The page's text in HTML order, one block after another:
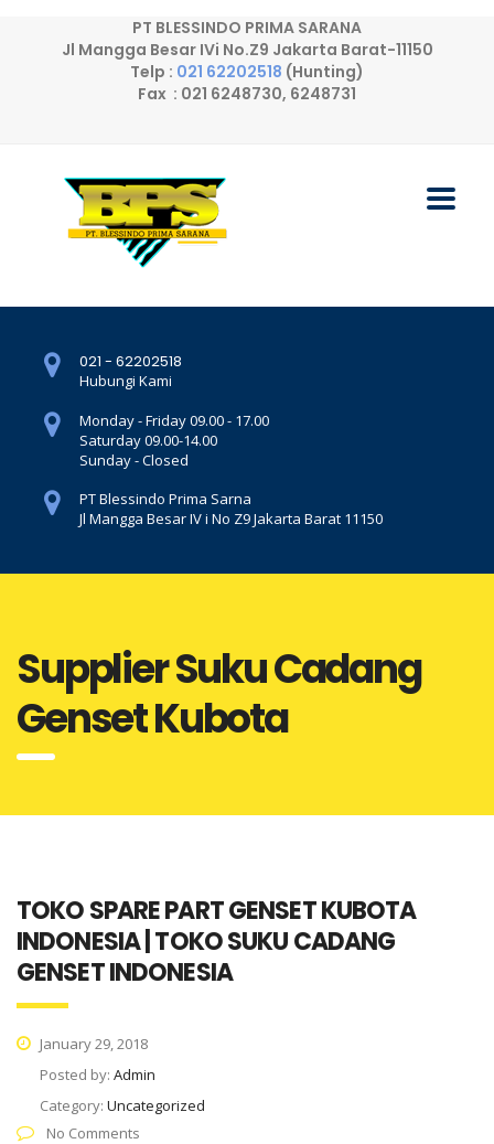
PT BLESSINDO PRIMA SARANA
Jl Mangga Besar IVi No.Z9 Jakarta Barat-11150
Telp : 021 62202518 (Hunting)
Fax : 021 6248730, 6248731
021 - 62202518
Hubungi Kami
Monday - Friday 09.00 - 17.00
Saturday 09.00-14.00
Sunday - Closed
PT Blessindo Prima Sarna
Jl Mangga Besar IV i No Z9 Jakarta Barat 11150
Supplier Suku Cadang
Genset Kubota
TOKO SPARE PART GENSET KUBOTA
INDONESIA | TOKO SUKU CADANG
GENSET INDONESIA
January 29, 2018
Posted by: Admin
Category: Uncategorized
No Comments